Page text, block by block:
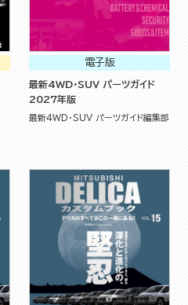
電子版
最新4WD・SUV パーツガイド
2027年版
最新4WD・SUV パーツガイド編集部